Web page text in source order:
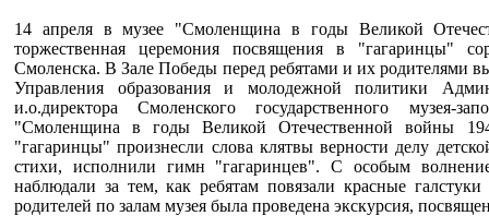
14 апреля в музее "Смоленщина в годы Великой
торжественная церемония посвящения в "гагаринцы"
Смоленска. В Зале Победы перед ребятами и их родителями
Управления образования и молодежной политики
и.о.директора Смоленского государственного музея-
"Смоленщина в годы Великой Отечественной войны
"гагаринцы" произнесли слова клятвы верности делу
стихи, исполнили гимн "гагаринцев". С особым
наблюдали за тем, как ребятам повязали красные
родителей по залам музея была проведена экскурсия,